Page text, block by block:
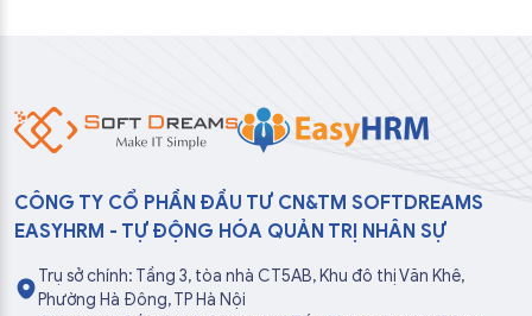
CÔNG TY CỔ PHẦN ĐẦU TƯ CN&TM SOFTDREAMS
EASYHRM - TỰ ĐỘNG HÓA QUẢN TRỊ NHÂN SỰ
Trụ sở chính: Tầng 3, tòa nhà CT5AB, Khu đô thị Văn Khê,
Phường Hà Đông, TP Hà Nội